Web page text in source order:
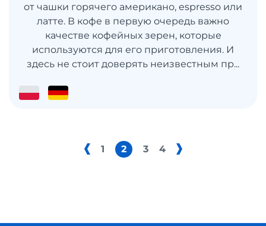
от чашки горячего американо, espresso или
латте. В кофе в первую очередь важно
качестве кофейных зерен, которые
используются для его приготовления. И
здесь не стоит доверять неизвестным пр...
1 2 3 4